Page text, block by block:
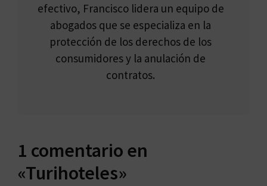
efectivo, Francisco lidera un equipo de
abogados que se especializa en la
protección de los derechos de los
consumidores y la anulación de
contratos.
1 comentario en
«Turihoteles»